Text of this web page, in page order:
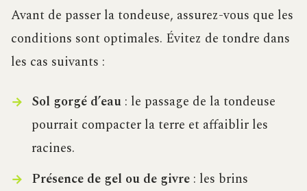
Avant de passer la tondeuse, assurez-vous que les
conditions sont optimales. Évitez de tondre dans
les cas suivants :
Sol gorgé d’eau: le passage de la tondeuse
pourrait compacter la terre et affaiblir les
racines.
Présence de gel ou de givre: les brins